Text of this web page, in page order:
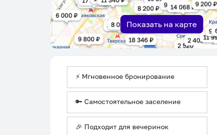
Показать на карте
⚡ Мгновенное бронирование
🔑 Самостоятельное заселение
🎉 Подходит для вечеринок